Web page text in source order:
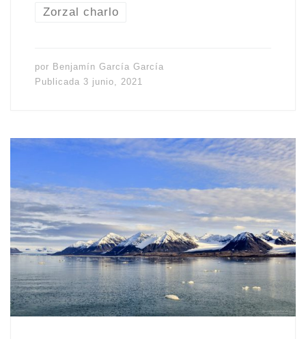
Zorzal charlo
por Benjamín García García
Publicada 3 junio, 2021